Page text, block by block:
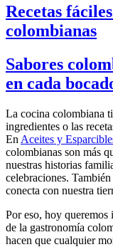
Recetas
colombianas
Sabores
en cada
La cocina colombiana
ingredientes o las
En Aceites y
colombianas son más
nuestras historias
celebraciones.
conecta con nuestra
Por eso, hoy queremos
de la gastronomía
hacen que cualquier